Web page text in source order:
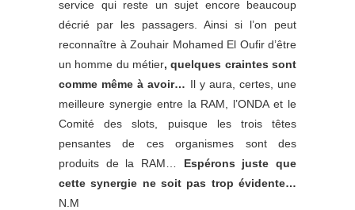
service qui reste un sujet encore beaucoup
décrié par les passagers. Ainsi si l’on peut
reconnaître à Zouhair Mohamed El Oufir d’être
un homme du métier, quelques craintes sont
comme même à avoir… Il y aura, certes, une
meilleure synergie entre la RAM, l’ONDA et le
Comité des slots, puisque les trois têtes
pensantes de ces organismes sont des
produits de la RAM… Espérons juste que
cette synergie ne soit pas trop évidente…
N.M